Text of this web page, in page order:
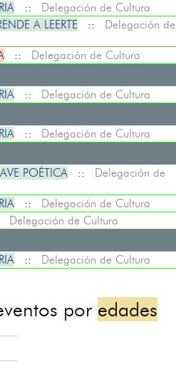
:: Delegación de Cultura
A LEERTE :: Delegación de
:: Delegación de Cultura
:: Delegación de Cultura
:: Delegación de Cultura
POÉTICA :: Delegación de
:: Delegación de Cultura
Delegación de Cultura
:: Delegación de Cultura
por edades